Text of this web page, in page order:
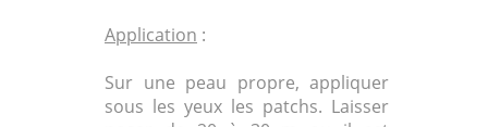
Application :
Sur une peau propre, appliquer
sous les yeux les patchs. Laisser